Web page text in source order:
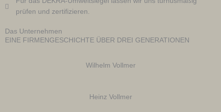
prüfen und zertifizieren.
Das Unternehmen
EINE FIRMENGESCHICHTE ÜBER DREI GENERATIONEN
Wilhelm Vollmer
Heinz Vollmer